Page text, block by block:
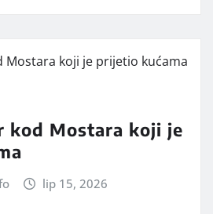
kod Mostara koji je
lip 15, 2026